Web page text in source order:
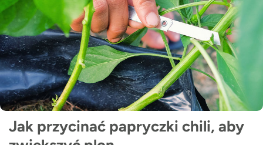
Jak przycinać papryczki chili, aby